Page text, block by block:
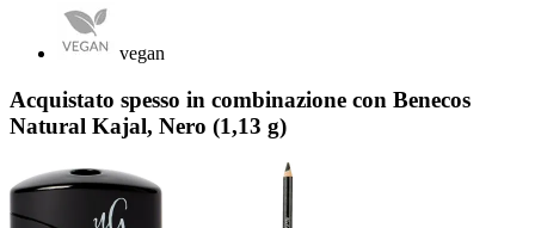
vegan
Acquistato spesso in combinazione con Benecos
Natural Kajal, Nero (1,13 g)